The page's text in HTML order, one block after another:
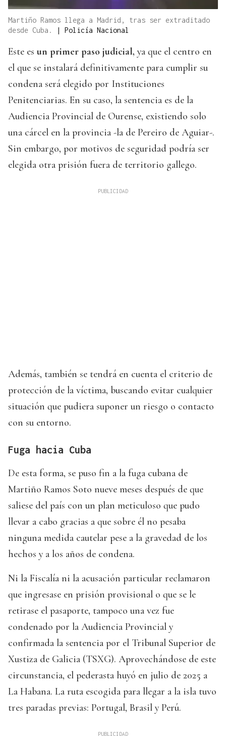
Martiño Ramos llega a Madrid, tras ser extraditado
desde Cuba.
| Policía Nacional
Este es un primer paso judicial, ya que el centro en
el que se instalará definitivamente para cumplir su
condena será elegido por Instituciones
Penitenciarias. En su caso, la sentencia es de la
Audiencia Provincial de Ourense, existiendo solo
una cárcel en la provincia -la de Pereiro de Aguiar-.
Sin embargo, por motivos de seguridad podría ser
elegida otra prisión fuera de territorio gallego.
Además, también se tendrá en cuenta el criterio de
protección de la víctima, buscando evitar cualquier
situación que pudiera suponer un riesgo o contacto
con su entorno.
Fuga hacia Cuba
De esta forma, se puso fin a la fuga cubana de
Martiño Ramos Soto nueve meses después de que
saliese del país con un plan meticuloso que pudo
llevar a cabo gracias a que sobre él no pesaba
ninguna medida cautelar pese a la gravedad de los
hechos y a los años de condena.
Ni la Fiscalía ni la acusación particular reclamaron
que ingresase en prisión provisional o que se le
retirase el pasaporte, tampoco una vez fue
condenado por la Audiencia Provincial y
confirmada la sentencia por el Tribunal Superior de
Xustiza de Galicia (TSXG). Aprovechándose de este
circunstancia, el pederasta huyó en julio de 2025 a
La Habana. La ruta escogida para llegar a la isla tuvo
tres paradas previas: Portugal, Brasil y Perú.